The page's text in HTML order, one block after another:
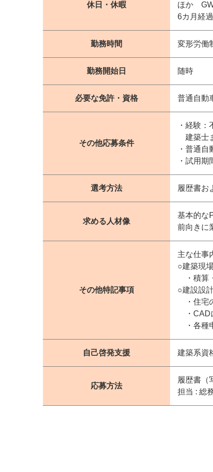
休日・休暇
ほか
6カ月経
勤務時間 変形労働
勤務開始日 随時
必要な免許・資格 普通自動
その他応募条件
・経験：
建築士
・普通自
・試用期
選考方法 履歴書お
求める人材像
基本的な
前向きに
その他特記事項
主な仕事
○建築現
・積算
○建設設
・住宅
・CAD
・各種
自己啓発支援 建築系資
応募方法
履歴書（
担当 : 総